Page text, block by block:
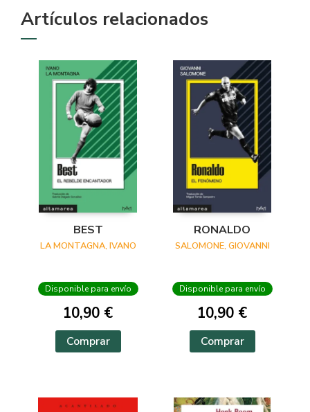
Artículos relacionados
BEST
LA MONTAGNA, IVANO
Disponible para envío
10,90 €
Comprar
RONALDO
SALOMONE, GIOVANNI
Disponible para envío
10,90 €
Comprar